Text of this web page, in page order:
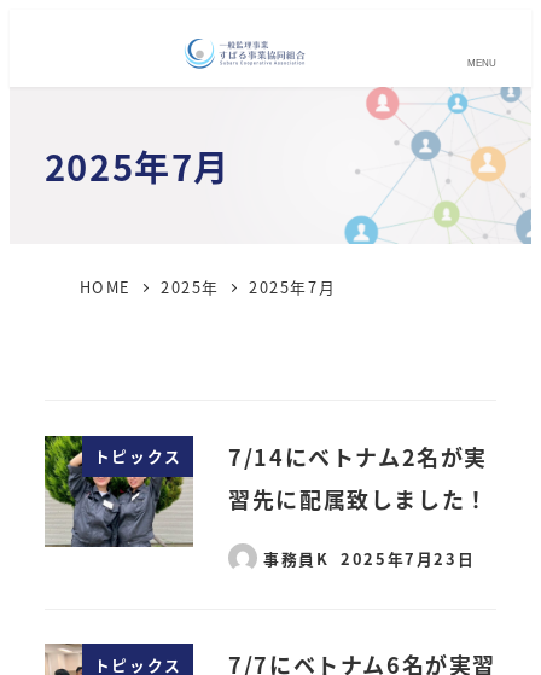
MENU
2025年7月
HOME 2025年 2025年7月
トピックス
7/14にベトナム2名が実
習先に配属致しました！
事務員K 2025年7月23日
トピックス
7/7にベトナム6名が実習